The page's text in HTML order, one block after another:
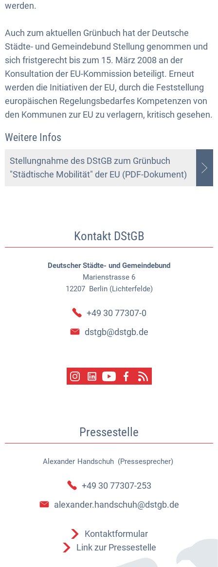
werden.
Auch zum aktuellen Grünbuch hat der Deutsche
Städte- und Gemeindebund Stellung genommen und
sich fristgerecht bis zum 15. März 2008 an der
Konsultation der EU-Kommission beteiligt. Erneut
werden die Initiativen der EU, durch die Feststellung
europäischen Regelungsbedarfes Kompetenzen von
den Kommunen zur EU zu verlagern, kritisch gesehen.
Weitere Infos
Stellungnahme des DStGB zum Grünbuch
"Städtische Mobilität" der EU (PDF-Dokument)
Kontakt DStGB
Deutscher Städte- und Gemeindebund
Marienstrasse 6
12207 Berlin (Lichterfelde)
+49 30 77307-0
dstgb@dstgb.de
Pressestelle
Alexander Handschuh (Pressesprecher)
Alexander Handschuh
+49 30 77307-253
alexander.handschuh@dstgb.de
Kontaktformular
Link zur Pressestelle